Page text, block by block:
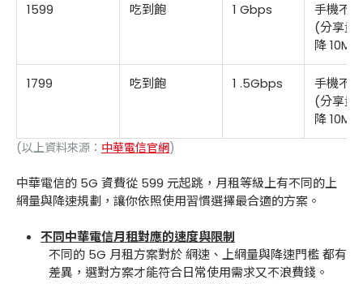
1599 吃到飽 1 Gbps
手機不
(分享量
降 10M)
1799 吃到飽 1 .5Gbps
手機不
(分享量
降 10M)
(以上資料來源： 中華電信官網)
中華電信的 5G 資費從 599 元起跳，月租等級上有不同的上
網量與降速規劃，讓你依照使用習慣選擇最合適的方案。
不同中華電信月租對應的速度與限制
不同的 5G 月租方案對於 網速、上網量與降速門檻 都有
差異，選對方案才能符合日常使用需求又不浪費錢。